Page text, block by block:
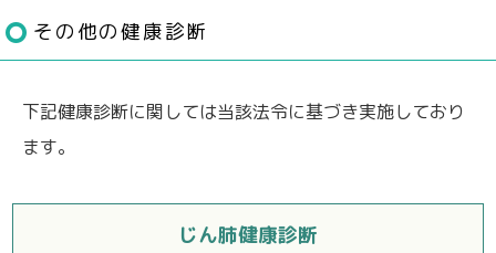
その他の健康診断
下記健康診断に関しては当該法令に基づき実施しており
ます。
じん肺健康診断